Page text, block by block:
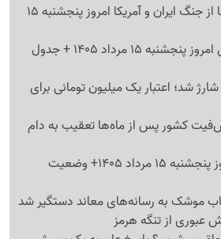
آخرین اخبار و گزارش‌ها از جنگ ایران و آمریکا امروز پنجشنبه 15
برنامه مسابقات ورزشی امروز پنجشنبه 15 مرداد 1405 + جدول
شد؛ اعتبار یک میلیون تومانی برای
کشور پس از ماه‌ها تعقیب به دام
وضعیت آب و هوا امروز پنجشنبه 15 مرداد 1405+ وضعیت
موشک به رسانه‌های معاند دستگیر شد
عبوری از تنگه هرمز